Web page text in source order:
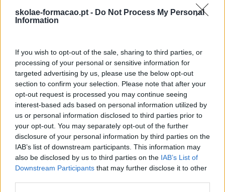
skolae-formacao.pt - Do Not Process My Personal
Information
If you wish to opt-out of the sale, sharing to third parties, or
processing of your personal or sensitive information for
targeted advertising by us, please use the below opt-out
section to confirm your selection. Please note that after your
opt-out request is processed you may continue seeing
interest-based ads based on personal information utilized by
us or personal information disclosed to third parties prior to
your opt-out. You may separately opt-out of the further
disclosure of your personal information by third parties on the
IAB’s list of downstream participants. This information may
also be disclosed by us to third parties on the IAB’s List of
Downstream Participants that may further disclose it to other
formação de inglês adaptada às suas funções.
Team Building